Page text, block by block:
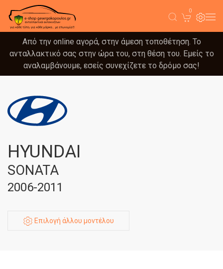
0
Από την online αγορά, στην άμεση τοποθέτηση. Το
ανταλλακτικό σας στην ώρα του, στη θέση του. Εμείς το
αναλαμβάνουμε, εσείς συνεχίζετε το δρόμο σας!
HYUNDAI
SONATA
2006-2011
Επιλογή άλλου μοντέλου